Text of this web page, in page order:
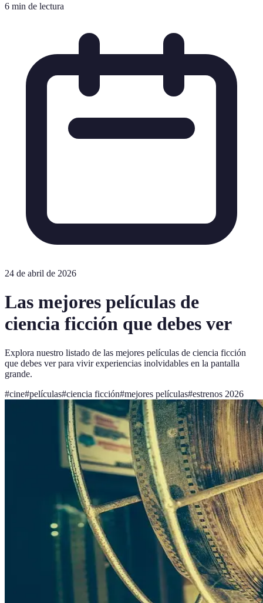
6 min de lectura
24 de abril de 2026
Las mejores películas de
ciencia ficción que debes ver
Explora nuestro listado de las mejores películas de ciencia ficción
que debes ver para vivir experiencias inolvidables en la pantalla
grande.
#cine#películas#ciencia ficción#mejores películas#estrenos 2026